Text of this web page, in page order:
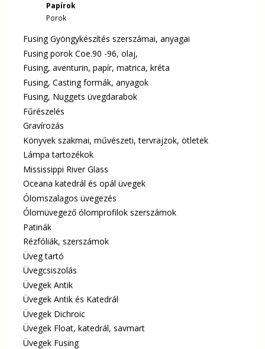
Papírok
Porok
Fusing Gyöngykészítés szerszámai, anyagai
Fusing porok Coe.90 -96, olaj,
Fusing, aventurin, papír, matrica, kréta
Fusing, Casting formák, anyagok
Fusing, Nuggets üvegdarabok
Fűrészelés
Gravírozás
Könyvek szakmai, művészeti, tervrajzok, ötletek
Lámpa tartozékok
Mississippi River Glass
Oceana katedrál és opál üvegek
Ólomszalagos üvegezés
Ólomüvegező ólomprofilok szerszámok
Patinák
Rézfóliák, szerszámok
Üveg tartó
Üvegcsiszolás
Üvegek Antik
Üvegek Antik és Katedrál
Üvegek Dichroic
Üvegek Float, katedrál, savmart
Üvegek Fusing